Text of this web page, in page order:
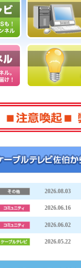
2026.08.03
2026.06.16
2026.06.02
2026.05.22